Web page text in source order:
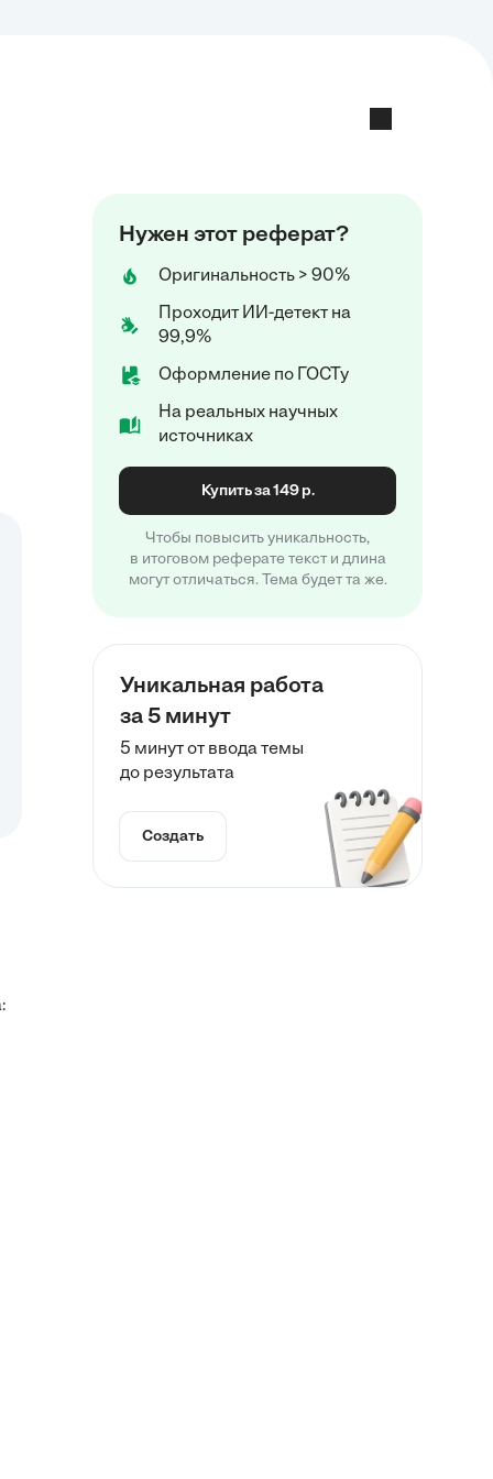
Нужен этот реферат?
Оригинальность > 90%
Проходит ИИ-детект на
99,9%
Оформление по ГОСТу
На реальных научных
источниках
Купить за 149 р.
Чтобы повысить уникальность,
в итоговом реферате текст и длина
могут отличаться. Тема будет та же.
Уникальная работа
за 5 минут
5 минут от ввода темы
до результата
Создать